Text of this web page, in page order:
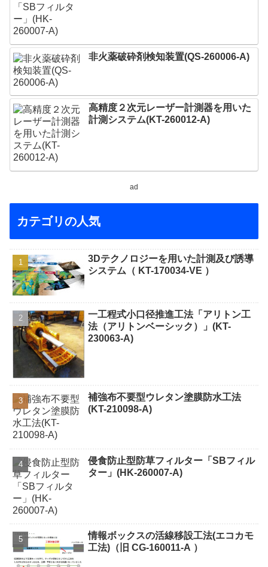
非火薬破砕剤検知装置(QS-260006-A)
高精度２次元レーザー計測器を用いた
計測システム(KT-260012-A)
ad
カテゴリの人気
3Dテクノロジーを用いた計測及び誘導
システム（ KT-170034-VE ）
一工程式小口径推進工法「アリトン工
法（アリトンベーシック）」(KT-
230063-A)
補強布不要型ウレタン塗膜防水工法
(KT-210098-A)
侵食防止型防草フィルター「SBフィル
ター」(HK-260007-A)
情報ボックスの活線移設工法(エコカモ
工法)（旧 CG-160011-A ）